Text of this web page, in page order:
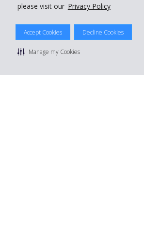
please visit our Privacy Policy
Accept Cookies Decline Cookies
Manage my Cookies
© 2026 The Hertz System, Inc.
Datenschutzrichtlinie
Sitemap Cookies verwalten